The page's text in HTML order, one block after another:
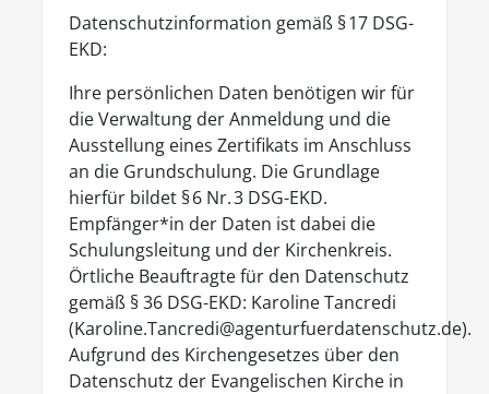
Datenschutzinformation gemäß § 17 DSG-
EKD:
Ihre persönlichen Daten benötigen wir für
die Verwaltung der Anmeldung und die
Ausstellung eines Zertifikats im Anschluss
an die Grundschulung. Die Grundlage
hierfür bildet § 6 Nr. 3 DSG-EKD.
Empfänger*in der Daten ist dabei die
Schulungsleitung und der Kirchenkreis.
Örtliche Beauftragte für den Datenschutz
gemäß § 36 DSG-EKD: Karoline Tancredi
(Karoline.Tancredi@agenturfuerdatenschutz.de).
Aufgrund des Kirchengesetzes über den
Datenschutz der Evangelischen Kirche in